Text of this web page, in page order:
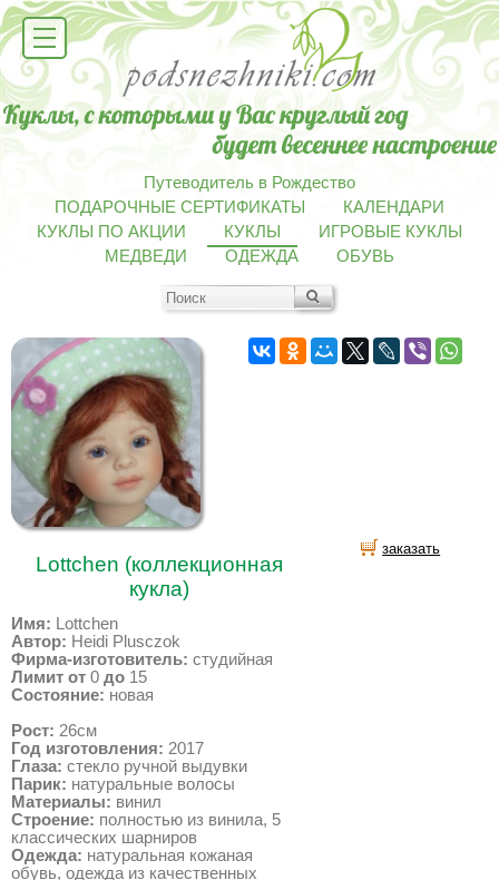
Путеводитель в Рождество
ПОДАРОЧНЫЕ СЕРТИФИКАТЫ
КАЛЕНДАРИ
КУКЛЫ ПО АКЦИИ
КУКЛЫ
ИГРОВЫЕ КУКЛЫ
МЕДВЕДИ
ОДЕЖДА ОБУВЬ
Lottchen (коллекционная
кукла)
Имя: Lottchen
Автор: Heidi Plusczok
Фирма-изготовитель: студийная
Лимит от 0 до 15
Состояние: новая
Рост: 26см
Год изготовления: 2017
Глаза: стекло ручной выдувки
Парик: натуральные волосы
Материалы: винил
Строение: полностью из винила, 5
классических шарниров
Одежда: натуральная кожаная
обувь, одежда из качественных
заказать